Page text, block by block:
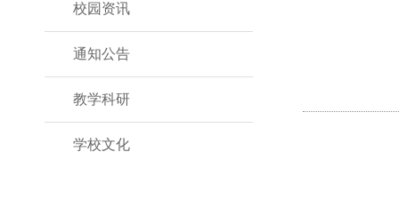
校园资讯
通知公告
教学科研
学校文化